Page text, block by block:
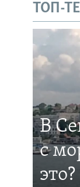
ТОП-
В
с
это?